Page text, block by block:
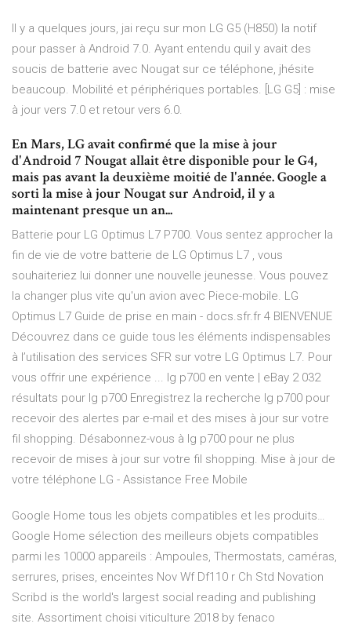
Il y a quelques jours, jai reçu sur mon LG G5 (H850) la notif
pour passer à Android 7.0. Ayant entendu quil y avait des
soucis de batterie avec Nougat sur ce téléphone, jhésite
beaucoup. Mobilité et périphériques portables. [LG G5] : mise
à jour vers 7.0 et retour vers 6.0.
En Mars, LG avait confirmé que la mise à jour
d'Android 7 Nougat allait être disponible pour le G4,
mais pas avant la deuxième moitié de l'année. Google a
sorti la mise à jour Nougat sur Android, il y a
maintenant presque un an...
Batterie pour LG Optimus L7 P700. Vous sentez approcher la
fin de vie de votre batterie de LG Optimus L7 , vous
souhaiteriez lui donner une nouvelle jeunesse. Vous pouvez
la changer plus vite qu'un avion avec Piece-mobile. LG
Optimus L7 Guide de prise en main - docs.sfr.fr 4 BIENVENUE
Découvrez dans ce guide tous les éléments indispensables
à l’utilisation des services SFR sur votre LG Optimus L7. Pour
vous offrir une expérience ... lg p700 en vente | eBay 2 032
résultats pour lg p700 Enregistrez la recherche lg p700 pour
recevoir des alertes par e-mail et des mises à jour sur votre
fil shopping. Désabonnez-vous à lg p700 pour ne plus
recevoir de mises à jour sur votre fil shopping. Mise à jour de
votre téléphone LG - Assistance Free Mobile
Google Home tous les objets compatibles et les produits…
Google Home sélection des meilleurs objets compatibles
parmi les 10000 appareils : Ampoules, Thermostats, caméras,
serrures, prises, enceintes Nov Wf Df110 r Ch Std Novation
Scribd is the world's largest social reading and publishing
site. Assortiment choisi viticulture 2018 by fenaco